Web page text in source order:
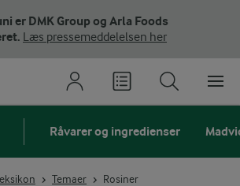
er DMK Group og Arla Foods
Læs pressemeddelelsen her
Råvarer og ingredienser
Temaer Rosiner